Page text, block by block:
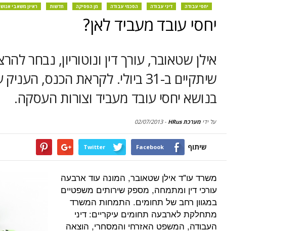
יחסי עבודה דיני עבודה הסכמי עבודה מן הפסיקה חדשות ראיון משאבי אנוש
יחסי עובד מעביד לאן?
אילן שטאובר, עורך דין ונוטוריון, נבחר
שיתקיים ב-31 ביולי. לקראת הכנס,
בנושא יחסי עובד מעביד וצורות העסקה.
על ידימערכת HRus -
02/07/2013
שיתוף Facebook
Twitter
משרד עו"ד אילן שטאובר, המונה עוד ארבעה
עורכי דין ומתמחה, מספק שירותים משפטיים
במגוון רחב של תחומים. התמחות המשרד
מתחלקת לארבעה תחומים עיקריים: דיני
העבודה, המשפט האזרחי והמסחרי, הוצאה